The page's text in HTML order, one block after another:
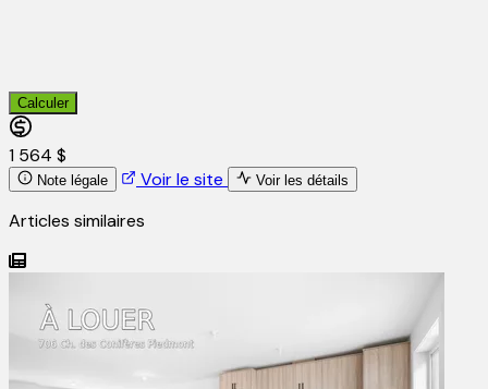
Calculer
1 564 $
Note légale Voir le site Voir les détails
Articles similaires